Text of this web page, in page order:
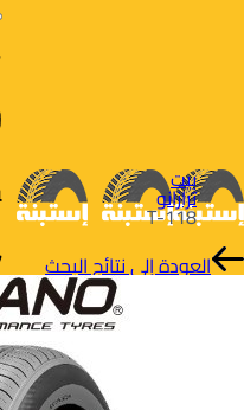
بيت
ترازانو
T-118
العودة إلى نتائج البحث